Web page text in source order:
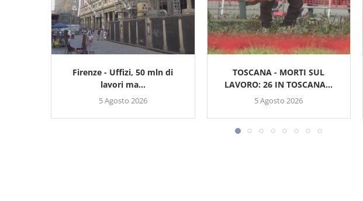
Firenze - Uffizi, 50 mln di
lavori ma...
5 Agosto 2026
TOSCANA - MORTI SUL
LAVORO: 26 IN TOSCANA...
5 Agosto 2026